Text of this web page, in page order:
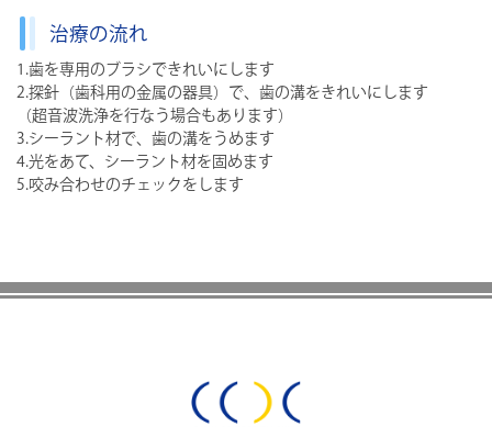
治療の流れ
1.歯を専用のブラシできれいにします
2.探針（歯科用の金属の器具）で、歯の溝をきれいにします
（超音波洗浄を行なう場合もあります）
3.シーラント材で、歯の溝をうめます
4.光をあて、シーラント材を固めます
5.咬み合わせのチェックをします